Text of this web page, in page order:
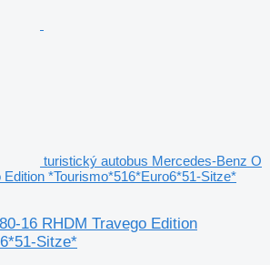
turistický autobus Mercedes-Benz O
*Tourismo*516*Euro6*51-Sitze*
16 RHDM Travego Edition
Sitze*